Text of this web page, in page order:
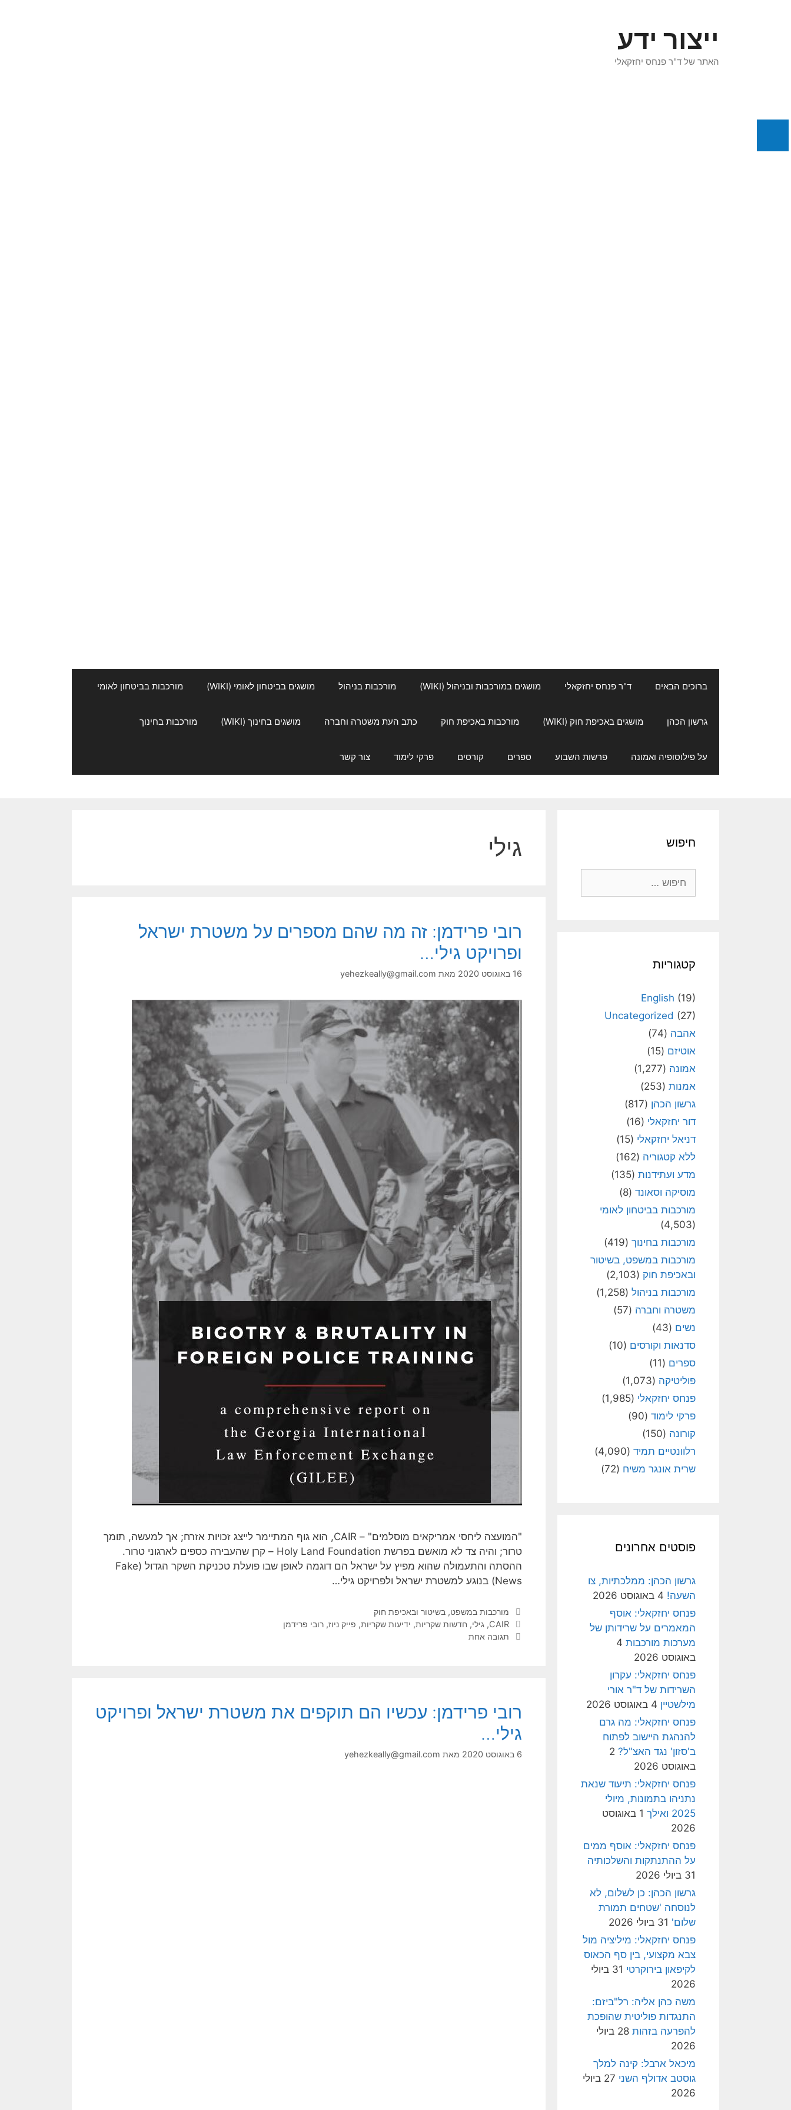
ייצור ידע
האתר של ד"ר פנחס יחזקאלי
ברוכים הבאים ד"ר פנחס יחזקאלי מושגים במורכבות ובניהול (WIKI) מורכבות בניהול מושגים בביטחון לאומי (WIKI) מורכבות בביטחון לאומי
גרשון הכהן מושגים באכיפת חוק (WIKI) מורכבות באכיפת חוק כתב העת משטרה וחברה מושגים בחינוך (WIKI) מורכבות בחינוך
על פילוסופיה ואמונה פרשות השבוע ספרים קורסים פרקי לימוד צור קשר
גילי
רובי פרידמן: זה מה שהם מספרים על משטרת ישראל
ופרויקט גילי…
16 באוגוסט 2020 מאת yehezkeally@gmail.com
"המועצה ליחסי אמריקאים מוסלמים" – CAIR, הוא גוף המתיימר לייצג זכויות אזרח; אך למעשה, תומך
טרור; והיה צד לא מואשם בפרשת Holy Land Foundation – קרן שהעבירה כספים לארגוני טרור.
ההסתה והתעמולה שהוא מפיץ על ישראל הם דוגמה לאופן שבו פועלת טכניקת השקר הגדול (Fake
News) בנוגע למשטרת ישראל ולפרויקט גילי…
קטגוריות
מורכבות במשפט, בשיטור ובאכיפת חוק
תגיות
CAIR
, גילי, חדשות שקריות, ידיעות שקריות, פייק ניוז, רובי פרידמן
תגובה אחת
רובי פרידמן: עכשיו הם תוקפים את משטרת ישראל ופרויקט
גילי…
6 באוגוסט 2020 מאת yehezkeally@gmail.com
חיפוש
קטגוריות
English (19)
Uncategorized (27)
אהבה (74)
אוטיזם (15)
אמונה (1,277)
אמנות (253)
גרשון הכהן (817)
דור יחזקאלי (16)
דניאל יחזקאלי (15)
ללא קטגוריה (162)
מדע ועתידנות (135)
מוסיקה וסאונד (8)
מורכבות בביטחון לאומי
(4,503)
מורכבות בחינוך (419)
מורכבות במשפט, בשיטור
ובאכיפת חוק (2,103)
מורכבות בניהול (1,258)
משטרה וחברה (57)
נשים (43)
סדנאות וקורסים (10)
ספרים (11)
פוליטיקה (1,073)
פנחס יחזקאלי (1,985)
פרקי לימוד (90)
קורונה (150)
רלוונטיים תמיד (4,090)
שרית אונגר משיח (72)
פוסטים אחרונים
גרשון הכהן: ממלכתיות, צו
השעה! 4 באוגוסט 2026
פנחס יחזקאלי: אוסף
המאמרים על שרידותן של
מערכות מורכבות 4
באוגוסט 2026
פנחס יחזקאלי: עקרון
השרידות של ד"ר אורי
מילשטיין 4 באוגוסט 2026
פנחס יחזקאלי: מה גרם
להנהגת היישוב לפתוח
ב'סזון' נגד האצ"ל? 2
באוגוסט 2026
פנחס יחזקאלי: תיעוד שנאת
נתניהו בתמונות, מיולי
2025 ואילך
1 באוגוסט
2026
פנחס יחזקאלי: אוסף ממים
על ההתנתקות והשלכותיה
31 ביולי 2026
גרשון הכהן: כן לשלום, לא
לנוסחה 'שטחים תמורת
שלום' 31 ביולי 2026
פנחס יחזקאלי: מיליציה מול
צבא מקצועי, בין סף הכאוס
לקיפאון בירוקרטי
31 ביולי
2026
משה כהן אליה: רל"ביזם:
התנגדות פוליטית שהופכת
להפרעה בזהות
28 ביולי
2026
מיכאל ארבל: קינה למלך
גוסטב אדולף השני
27 ביולי
2026